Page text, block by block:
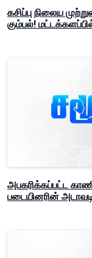
கசிப்பு நிலைய
கும்பல்!
அபகரிக்கப்பட்ட
படையினரின்